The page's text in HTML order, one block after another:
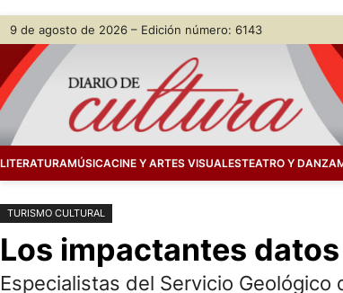
Saltar
contenido
Skip
content
9 de agosto de 2026 – Edición número: 6143
LITERATURAMÚSICACINE Y ARTES VISUALESTEATRO Y DANZA
TURISMO CULTURAL
Los impactantes
Especialistas del Servicio